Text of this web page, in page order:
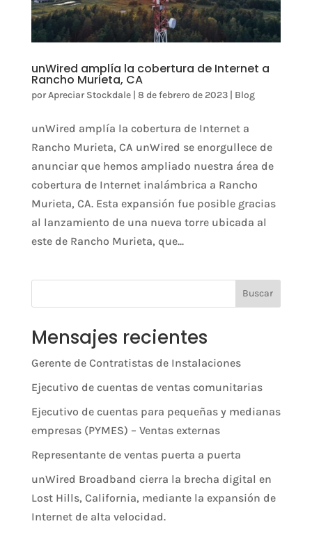
unWired amplía la cobertura de Internet a
Rancho Murieta, CA
porApreciar Stockdale| 8 de febrero de 2023| Blog
unWired amplía la cobertura de Internet a
Rancho Murieta, CA unWired se enorgullece de
anunciar que hemos ampliado nuestra área de
cobertura de Internet inalámbrica a Rancho
Murieta, CA. Esta expansión fue posible gracias
al lanzamiento de una nueva torre ubicada al
este de Rancho Murieta, que...
Buscar
Mensajes recientes
Gerente de Contratistas de Instalaciones
Ejecutivo de cuentas de ventas comunitarias
Ejecutivo de cuentas para pequeñas y medianas
empresas (PYMES) – Ventas externas
Representante de ventas puerta a puerta
unWired Broadband cierra la brecha digital en
Lost Hills, California, mediante la expansión de
Internet de alta velocidad.